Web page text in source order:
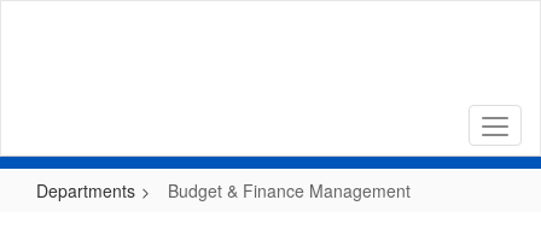
Departments Budget & Finance Management